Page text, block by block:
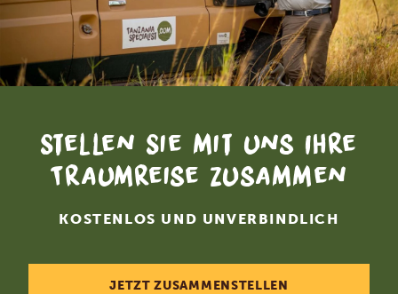
Stellen Sie mit uns Ihre
Traumreise zusammen
KOSTENLOS UND UNVERBINDLICH
JETZT ZUSAMMENSTELLEN